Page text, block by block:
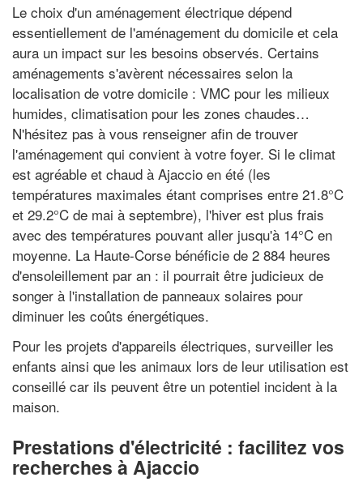
Le choix d'un aménagement électrique dépend
essentiellement de l'aménagement du domicile et cela
aura un impact sur les besoins observés. Certains
aménagements s'avèrent nécessaires selon la
localisation de votre domicile : VMC pour les milieux
humides, climatisation pour les zones chaudes…
N'hésitez pas à vous renseigner afin de trouver
l'aménagement qui convient à votre foyer. Si le climat
est agréable et chaud à Ajaccio en été (les
températures maximales étant comprises entre 21.8°C
et 29.2°C de mai à septembre), l'hiver est plus frais
avec des températures pouvant aller jusqu'à 14°C en
moyenne. La Haute-Corse bénéficie de 2 884 heures
d'ensoleillement par an : il pourrait être judicieux de
songer à l'installation de panneaux solaires pour
diminuer les coûts énergétiques.
Pour les projets d'appareils électriques, surveiller les
enfants ainsi que les animaux lors de leur utilisation est
conseillé car ils peuvent être un potentiel incident à la
maison.
Prestations d'électricité : facilitez vos
recherches à Ajaccio